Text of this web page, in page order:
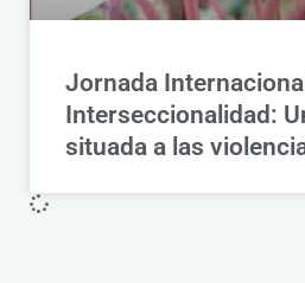
Jornada Internacional
Interseccionalidad:
situada a las